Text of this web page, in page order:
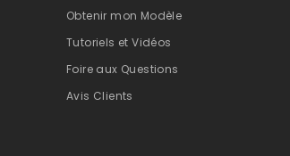
Obtenir mon Modèle
Tutoriels et Vidéos
Foire aux Questions
Avis Clients